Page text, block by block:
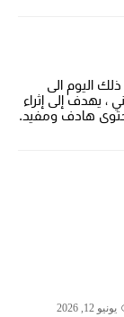
العام 2017 ومنذ ذلك اليوم الى
، يهدف إلى إثراء
هادف ومفيد.
يونيو 12, 2026